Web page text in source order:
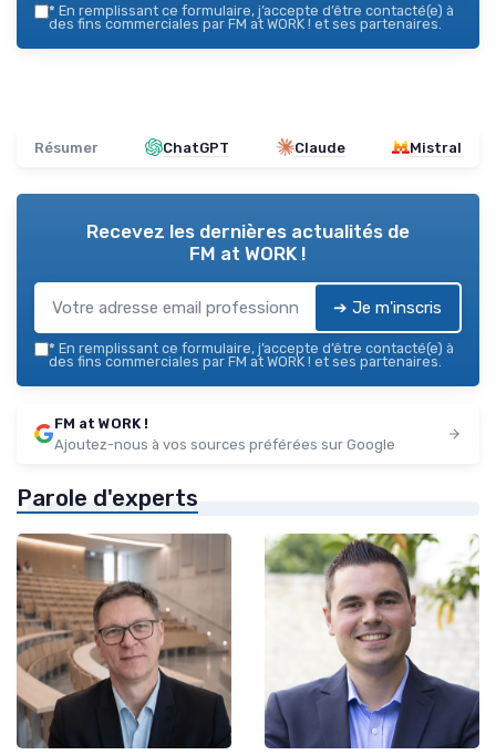
* En remplissant ce formulaire, j’accepte d’être contacté(e) à
des fins commerciales par FM at WORK ! et ses partenaires.
Résumer ChatGPT Claude Mistral
Recevez les dernières actualités de
FM at WORK !
➔ Je m'inscris
* En remplissant ce formulaire, j’accepte d’être contacté(e) à
des fins commerciales par FM at WORK ! et ses partenaires.
FM at WORK !
Ajoutez-nous à vos sources préférées sur Google
Parole d'experts